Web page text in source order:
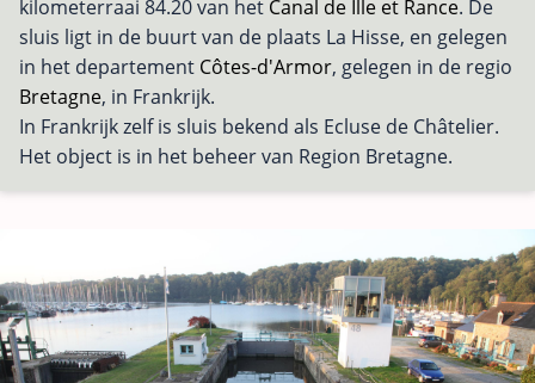
kilometerraai 84.20 van het Canal de Ille et Rance. De
sluis ligt in de buurt van de plaats La Hisse, en gelegen
in het departement Côtes-d'Armor, gelegen in de regio
Bretagne, in Frankrijk.
In Frankrijk zelf is sluis bekend als Ecluse de Châtelier.
Het object is in het beheer van Region Bretagne.